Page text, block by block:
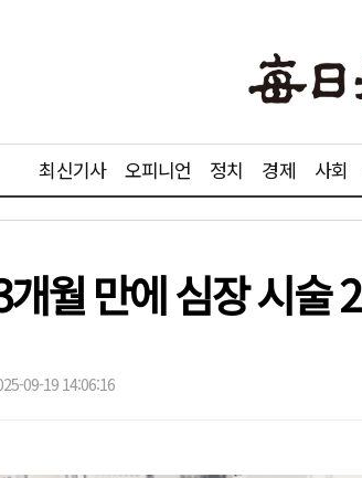
최신기사 오피니언 정치 경제 사회
월 만에 심장 시술
09-19 14:06:16